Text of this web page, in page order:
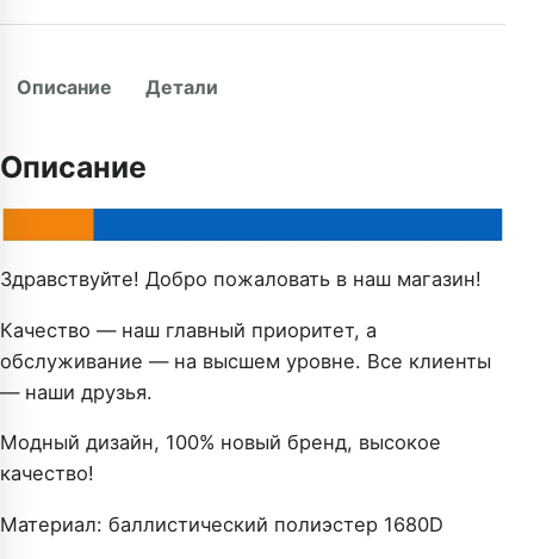
Описание Детали
Описание
Здравствуйте! Добро пожаловать в наш магазин!
Качество — наш главный приоритет, а
обслуживание — на высшем уровне. Все клиенты
— наши друзья.
Модный дизайн, 100% новый бренд, высокое
качество!
Материал: баллистический полиэстер 1680D